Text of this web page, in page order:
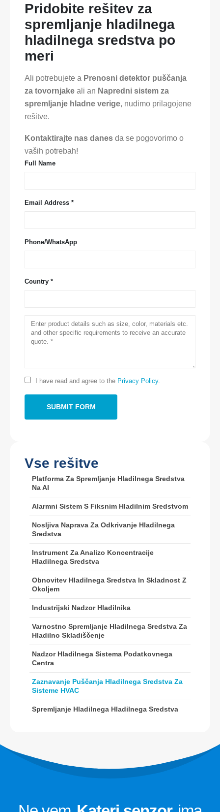
Vse rešitve
Platforma Za Spremljanje Hladilnega Sredstva
Na AI
Alarmni Sistem S Fiksnim Hladilnim Sredstvom
Nosljiva Naprava Za Odkrivanje Hladilnega
Sredstva
Instrument Za Analizo Koncentracije
Hladilnega Sredstva
Obnovitev Hladilnega Sredstva In Skladnost Z
Okoljem
Industrijski Nadzor Hladilnika
Varnostno Spremljanje Hladilnega Sredstva Za
Hladilno Skladiščenje
Nadzor Hladilnega Sistema Podatkovnega
Centra
Zaznavanje Puščanja Hladilnega Sredstva Za
Sisteme HVAC
Spremljanje Hladilnega Hladilnega Sredstva
Pridobite rešitev za
spremljanje hladilnega
hladilnega sredstva po
meri
Ali potrebujete a Prenosni detektor puščanja
za tovornjake ali an Napredni sistem za
spremljanje hladne verige, nudimo prilagojene
rešitve.
Kontaktirajte nas danes da se pogovorimo o
vaših potrebah!
Full Name
Email Address *
Phone/WhatsApp
Country *
I have read and agree to the Privacy Policy.
Kontaktirajte nas
: Št. 299 Jinsuo Road, National High-Tech Cona, Zhengzhou
0086-371-67169097
WeChat Whatsapp
Vroče izdelke
Senzor R290
Senzor R454B
Senzor R32
Senzor R454B
Naša rešitev
sredstva za sisteme HVAC
podatkovnega centra
Industrijski nadzor hladilnika